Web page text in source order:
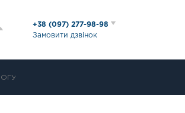
+38 (097) 277-98-98
Замовити дзвінок